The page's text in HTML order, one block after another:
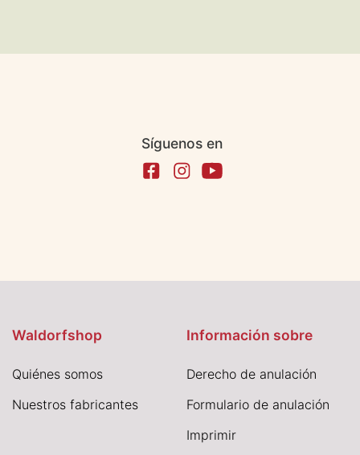
Síguenos en
Waldorfshop
Quiénes somos
Nuestros fabricantes
Información sobre
Derecho de anulación
Formulario de anulación
Imprimir